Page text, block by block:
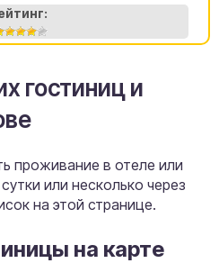
гостиниц и
проживание в отеле или
или несколько через
на этой странице.
на карте